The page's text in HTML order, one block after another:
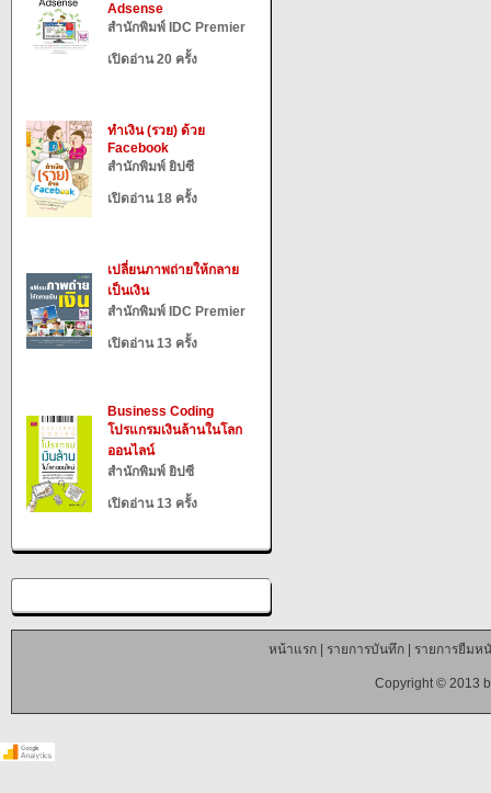
Adsense
สำนักพิมพ์ IDC Premier
เปิดอ่าน 20 ครั้ง
ทำเงิน (รวย) ด้วย
Facebook
สำนักพิมพ์ ยิปซี
เปิดอ่าน 18 ครั้ง
เปลี่ยนภาพถ่ายให้กลาย
เป็นเงิน
สำนักพิมพ์ IDC Premier
เปิดอ่าน 13 ครั้ง
Business Coding
โปรแกรมเงินล้านในโลก
ออนไลน์
สำนักพิมพ์ ยิปซี
เปิดอ่าน 13 ครั้ง
หน้าแรก| รายการบันทึก| รายการยืมห
Copyright © 2013